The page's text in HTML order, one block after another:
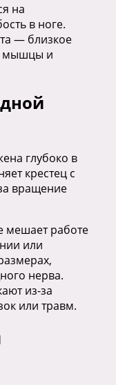
на
в ноге.
— близкое
мышцы и
глубоко в
крестец с
вращение
мешает работе
или
нерва.
из-за
или травм.